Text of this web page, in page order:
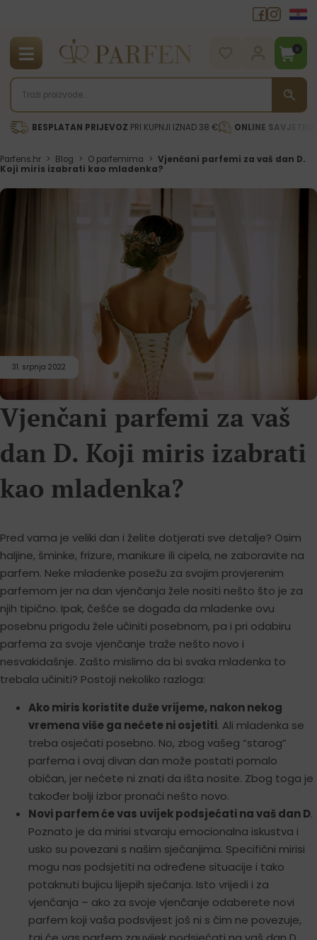
0
BESPLATAN PRIJEVOZ PRI KUPNJI IZNAD 38 € ONLINE
Parfens.hr > Blog > O parfemima > Vjenčani parfemi za vaš dan D.
Koji miris izabrati kao mladenka?
31. srpnja 2022
Vjenčani parfemi za vaš
dan D. Koji miris izabrati
kao mladenka?
Pred vama je veliki dan i želite dotjerati sve detalje? Osim
haljine, šminke, frizure, manikure ili cipela, ne zaboravite na
parfem. Neke mladenke posežu za svojim provjerenim
parfemom jer na dan vjenčanja žele nositi nešto što je za
njih tipično. Ipak, češće se događa da mladenke ovu
posebnu prigodu žele učiniti posebnom, pa i pri odabiru
parfema za svoje vjenčanje traže nešto novo i
nesvakidašnje. Zašto mislimo da bi svaka mladenka to
trebala učiniti? Postoji nekoliko razloga:
Ako miris koristite duže vrijeme, nakon nekog
vremena više ga nećete ni osjetiti. Ali mladenka se
treba osjećati posebno. No, zbog vašeg “starog”
parfema i ovaj divan dan može postati pomalo
običan, jer nećete ni znati da išta nosite. Zbog toga je
također bolji izbor pronaći nešto novo.
Novi parfem će vas uvijek podsjećati na vaš dan D.
Poznato je da mirisi stvaraju emocionalna iskustva i
usko su povezani s našim sjećanjima. Specifični mirisi
mogu nas podsjetiti na određene situacije i tako
potaknuti bujicu lijepih sjećanja. Isto vrijedi i za
vjenčanja – ako za svoje vjenčanje odaberete novi
parfem koji vaša podsvijest još ni s čim ne povezuje,